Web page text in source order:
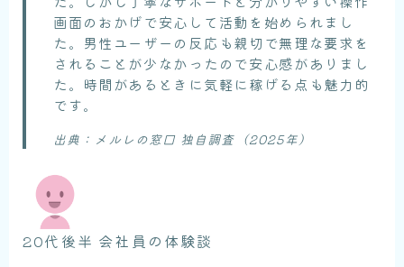
画面のおかげで安心して活動を始められまし
た。男性ユーザーの反応も親切で無理な要求を
されることが少なかったので安心感がありまし
た。時間があるときに気軽に稼げる点も魅力的
です。
出典：メルレの窓口 独自調査（2025年）
20代後半 会社員の体験談